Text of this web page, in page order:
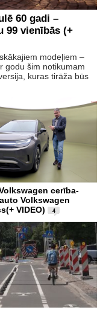
60 gadi –
99 vienībās (+
modeļiem –
godu šim notikumam
kuras tirāža būs
cerība-
Volkswagen
VIDEO)
4